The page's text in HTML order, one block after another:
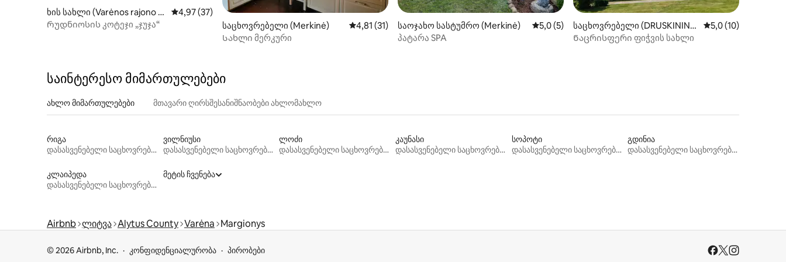
ხის სახლი (Varėnos rajono sa
vivaldybė)
საშუალო შეფასებაა 5‑დან 4,97, 37 მიმოხილვა
4,97 (37)
Რუდნიოსის კოტეჯი „ჯუჯა“
საცხოვრებელი (Merkinė) საშუალო შეფასებაა 5‑დან 4,81, 31 მიმოხილვა
4,81 (31)
Სახლი მერკური
საოჯახო სასტუმრო (Merkinė) საშუალო შეფასებაა 5‑დან 5,0, 5 მიმოხილვა
5,0 (5)
პატარა SPA
საცხოვრებელი (DRUSKININK
AI)
საშუალო
5,0 (10)
Ნაცრისფერი ფიჭვის სახლი
საინტერესო მიმართულებები
ახლო მიმართულებები მთავარი ღირსშესანიშნაობები ახლომახლო
რიგა
დასასვენებელი საცხოვრებლები
ვილნიუსი
დასასვენებელი საცხოვრებლები
ლოძი
დასასვენებელი საცხოვრებლები
კაუნასი
დასასვენებელი საცხოვრებლები
სოპოტი
დასასვენებელი საცხოვრებლები
გდინია
დასასვენებელი საცხოვრებლები
კლაიპედა
დასასვენებელი საცხოვრებლები
მეტის ჩვენება
Airbnb ლიტვა Alytus County Varėna Margionys
© 2026 Airbnb, Inc. კონფიდენციალურობა პირობები